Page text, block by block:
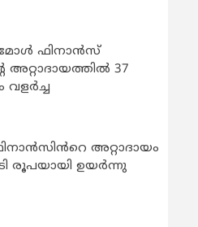
ഫിനാൻസ്
അറ്റാദായത്തിൽ 37
വളർച്ച
അറ്റാദായം
രൂപയായി ഉയർന്നു